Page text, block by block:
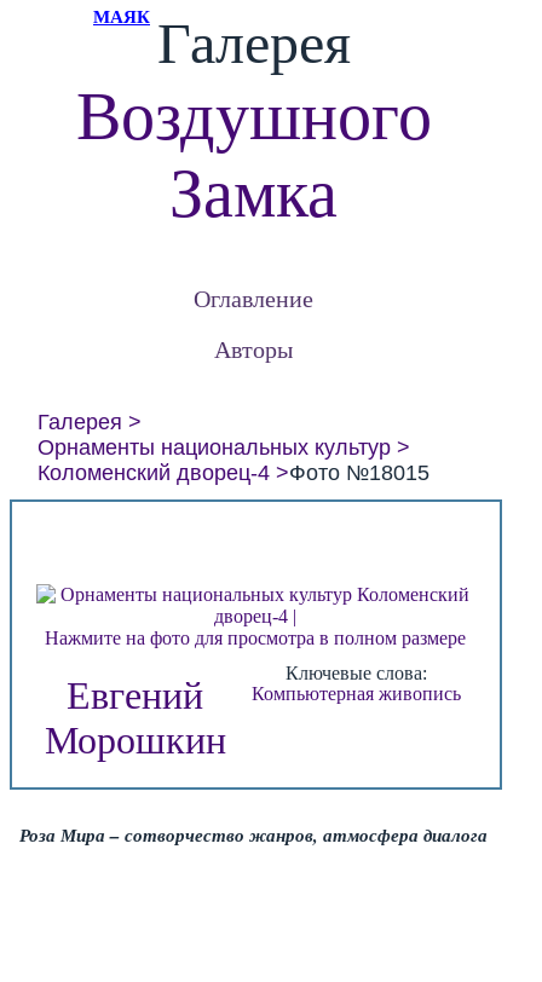
МАЯК Галерея
Воздушного
Замка
Оглавление
Авторы
Галерея
Орнаменты национальных культур
Коломенский дворец-4
Фото №18015
Нажмите на фото для просмотра в полном размере
Евгений
Морошкин
Ключевые слова:
Компьютерная живопись
Роза Мира – сотворчество жанров, атмосфера диалога